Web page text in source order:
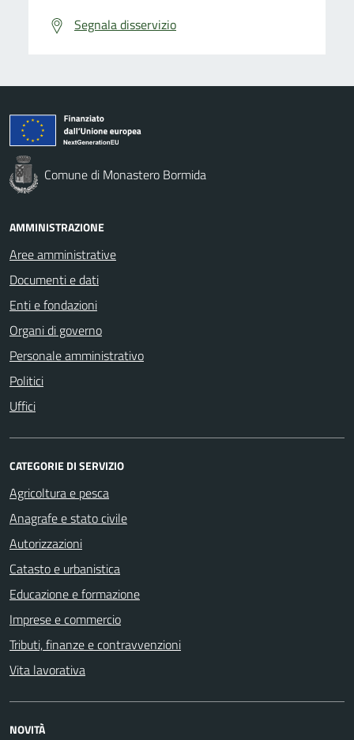
Segnala disservizio
Comune di Monastero Bormida
AMMINISTRAZIONE
Aree amministrative
Documenti e dati
Enti e fondazioni
Organi di governo
Personale amministrativo
Politici
Uffici
CATEGORIE DI SERVIZIO
Agricoltura e pesca
Anagrafe e stato civile
Autorizzazioni
Catasto e urbanistica
Educazione e formazione
Imprese e commercio
Tributi, finanze e contravvenzioni
Vita lavorativa
NOVITÀ